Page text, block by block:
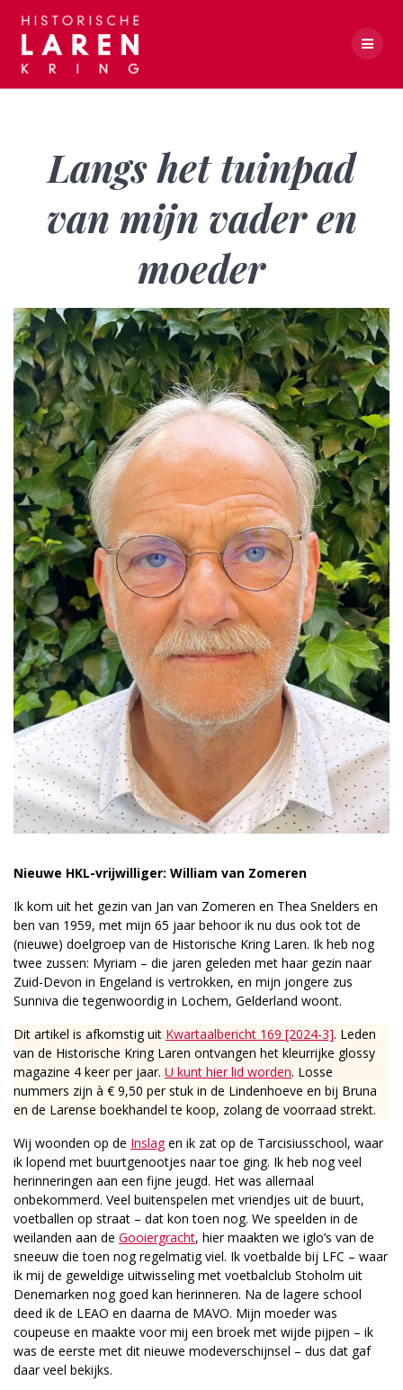
Langs het tuinpad
van mijn vader en
moeder
Nieuwe HKL-vrijwilliger: William van Zomeren
Ik kom uit het gezin van Jan van Zomeren en Thea Snelders en
ben van 1959, met mijn 65 jaar behoor ik nu dus ook tot de
(nieuwe) doelgroep van de Historische Kring Laren. Ik heb nog
twee zussen: Myriam – die jaren geleden met haar gezin naar
Zuid-Devon in Engeland is vertrokken, en mijn jongere zus
Sunniva die tegenwoordig in Lochem, Gelderland woont.
Dit artikel is afkomstig uit Kwartaalbericht 169 [2024-3]. Leden
van de Historische Kring Laren ontvangen het kleurrijke glossy
magazine 4 keer per jaar. U kunt hier lid worden. Losse
nummers zijn à € 9,50 per stuk in de Lindenhoeve en bij Bruna
en de Larense boekhandel te koop, zolang de voorraad strekt.
Wij woonden op de Inslagen ik zat op de Tarcisiusschool, waar
ik lopend met buurtgenootjes naar toe ging. Ik heb nog veel
herinneringen aan een fijne jeugd. Het was allemaal
onbekommerd. Veel buitenspelen met vriendjes uit de buurt,
voetballen op straat – dat kon toen nog. We speelden in de
weilanden aan de Gooiergracht, hier maakten we iglo’s van de
sneeuw die toen nog regelmatig viel. Ik voetbalde bij LFC – waar
ik mij de geweldige uitwisseling met voetbalclub Stoholm uit
Denemarken nog goed kan herinneren. Na de lagere school
deed ik de LEAO en daarna de MAVO. Mijn moeder was
coupeuse en maakte voor mij een broek met wijde pijpen – ik
was de eerste met dit nieuwe modeverschijnsel – dus dat gaf
daar veel bekijks.